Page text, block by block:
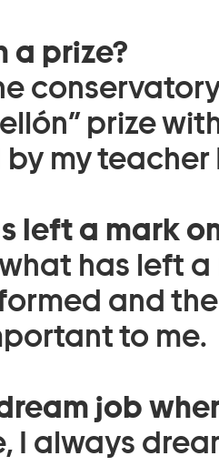
a prize?
prize
my teacher
left a mark
has left
and
to me.
job
I always